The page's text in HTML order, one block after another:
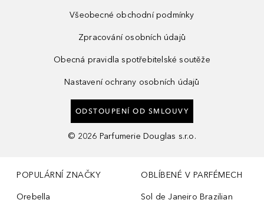
Všeobecné obchodní podmínky
Zpracování osobních údajů
Obecná pravidla spotřebitelské soutěže
Nastavení ochrany osobních údajů
ODSTOUPENÍ OD SMLOUVY
© 2026 Parfumerie Douglas s.r.o.
POPULÁRNÍ ZNAČKY
Orebella
OBLÍBENÉ V PARFÉMECH
Sol de Janeiro Brazilian